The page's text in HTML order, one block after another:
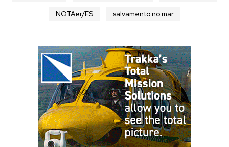
NOTAer/ES salvamento no mar